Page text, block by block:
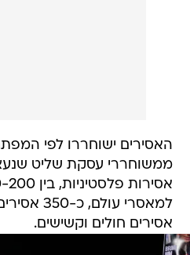
אסירים חולים וקשישים.